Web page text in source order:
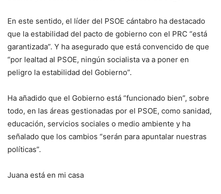
En este sentido, el líder del PSOE cántabro ha destacado
que la estabilidad del pacto de gobierno con el PRC “está
garantizada”. Y ha asegurado que está convencido de que
“por lealtad al PSOE, ningún socialista va a poner en
peligro la estabilidad del Gobierno”.
Ha añadido que el Gobierno está “funcionado bien”, sobre
todo, en las áreas gestionadas por el PSOE, como sanidad,
educación, servicios sociales o medio ambiente y ha
señalado que los cambios “serán para apuntalar nuestras
políticas”.
Juana está en mi casa